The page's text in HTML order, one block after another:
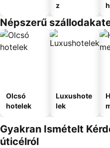
z
Népszerű
Olcsó
hotelek
Luxushote
lek
Gyakran Ismételt
úticélról